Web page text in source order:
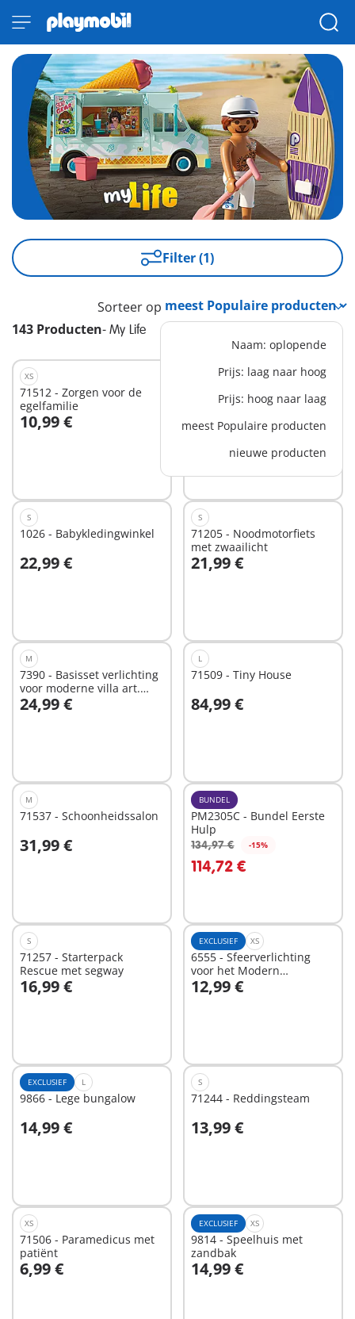
Filter (1)
143 Producten- My Life
Sorteer op
Naam: oplopende
Prijs: laag naar hoog
Prijs: hoog naar laag
meest Populaire producten
nieuwe producten
XS
71512 - Zorgen voor de
egelfamilie
10,99 €
In winkelwagen
71511 - Boekenruil voor
boekenwurmen
16,99 €
In winkelwagen
S
1026 - Babykledingwinkel
22,99 €
In winkelwagen
S
71205 - Noodmotorfiets
met zwaailicht
21,99 €
In winkelwagen
M
7390 - Basisset verlichting
voor moderne villa art.
4279
24,99 €
In winkelwagen
L
71509 - Tiny House
84,99 €
In winkelwagen
M
71537 - Schoonheidssalon
31,99 €
In winkelwagen
BUNDEL
PM2305C - Bundel Eerste
Hulp
134,97 € -15%
114,72 €
In winkelwagen
S
71257 - Starterpack
Rescue met segway
16,99 €
In winkelwagen
EXCLUSIEF XS
6555 - Sfeerverlichting
voor het Modern
Woonhuis (art.9266)
12,99 €
In winkelwagen
EXCLUSIEF L
9866 - Lege bungalow
14,99 €
In winkelwagen
S
71244 - Reddingsteam
13,99 €
In winkelwagen
XS
71506 - Paramedicus met
patiënt
6,99 €
In winkelwagen
EXCLUSIEF XS
9814 - Speelhuis met
zandbak
14,99 €
In winkelwagen